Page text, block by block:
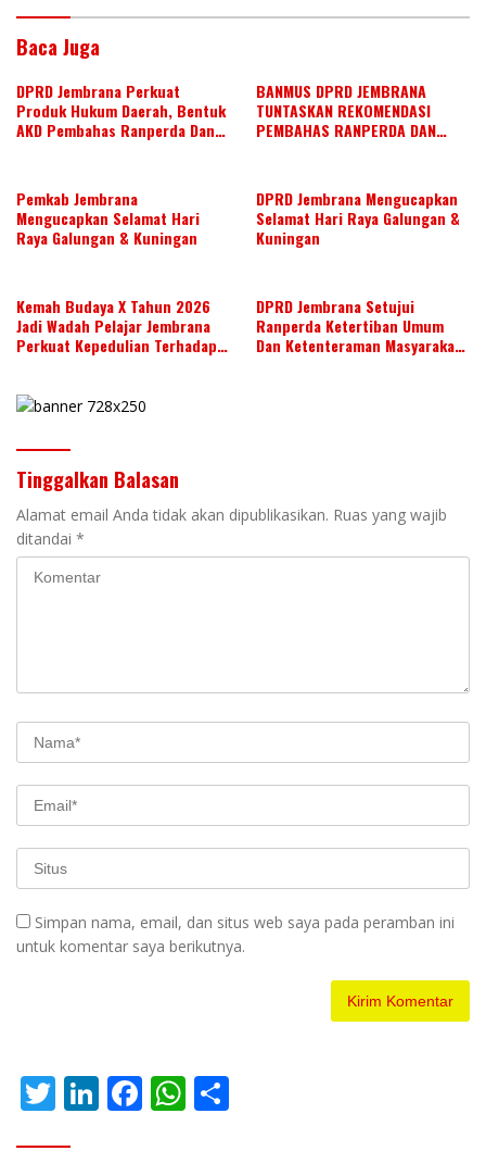
Baca Juga
DPRD Jembrana Perkuat
Produk Hukum Daerah, Bentuk
AKD Pembahas Ranperda Dan
BANMUS DPRD JEMBRANA
TUNTASKAN REKOMENDASI
PEMBAHAS RANPERDA DAN
Pemkab Jembrana
Mengucapkan Selamat Hari
Raya Galungan & Kuningan
DPRD Jembrana Mengucapkan
Selamat Hari Raya Galungan &
Kuningan
Kemah Budaya X Tahun 2026
Jadi Wadah Pelajar Jembrana
Perkuat Kepedulian Terhadap
DPRD Jembrana Setujui
Ranperda Ketertiban Umum
Dan Ketenteraman Masyarakat
Tinggalkan Balasan
Alamat email Anda tidak akan dipublikasikan. Ruas yang wajib
ditandai *
Simpan nama, email, dan situs web saya pada peramban ini
untuk komentar saya berikutnya.
T Li F W